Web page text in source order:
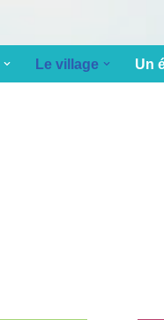
Le village Un